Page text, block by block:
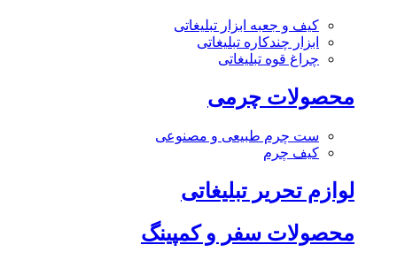
کیف و جعبه ابزار تبلیغاتی
ابزار چندکاره تبلیغاتی
چراغ قوه تبلیغاتی
محصولات چرمی
ست چرم طبیعی و مصنوعی
کیف چرم
لوازم تحریر تبلیغاتی
محصولات سفر و کمپینگ